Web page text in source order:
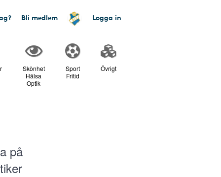
Bli medlem Logga in
Skönhet
Hälsa
Optik
Sport
Fritid
Övrigt
på